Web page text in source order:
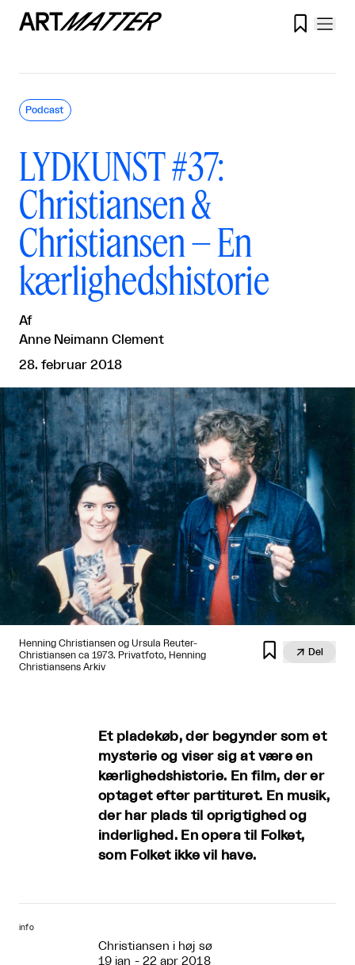

LYDKUNST #37:
Christiansen &
Christiansen – En
kærlighedshistorie
Af
Anne Neimann Clement
28. februar 2018
Podcast
Henning Christiansen og Ursula Reuter-
Christiansen ca 1973. Privatfoto, Henning
Christiansens Arkiv
  Del
Et pladekøb, der begynder som et
mysterie og viser sig at være en
kærlighedshistorie. En film, der er
optaget efter partituret. En musik,
der har plads til oprigtighed og
inderlighed. En opera til Folket,
som Folket ikke vil have.
info
Christiansen i høj sø
19 jan - 22 apr 2018